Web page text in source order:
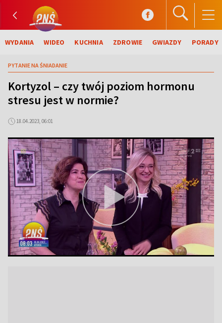
WYDANIA WIDEO KUCHNIA ZDROWIE GWIAZDY PORADY
PYTANIE NA ŚNIADANIE
Kortyzol – czy twój poziom hormonu
stresu jest w normie?
18.04.2023, 06:01